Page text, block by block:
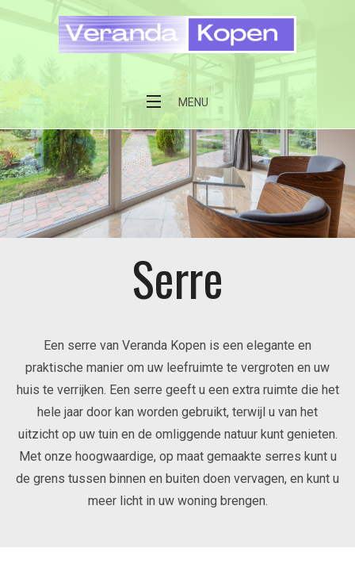
Veranda kopen
MENU
Serre
Een serre van Veranda Kopen is een elegante en
praktische manier om uw leefruimte te vergroten en uw
huis te verrijken. Een serre geeft u een extra ruimte die het
hele jaar door kan worden gebruikt, terwijl u van het
uitzicht op uw tuin en de omliggende natuur kunt genieten.
Met onze hoogwaardige, op maat gemaakte serres kunt u
de grens tussen binnen en buiten doen vervagen, en kunt u
meer licht in uw woning brengen.